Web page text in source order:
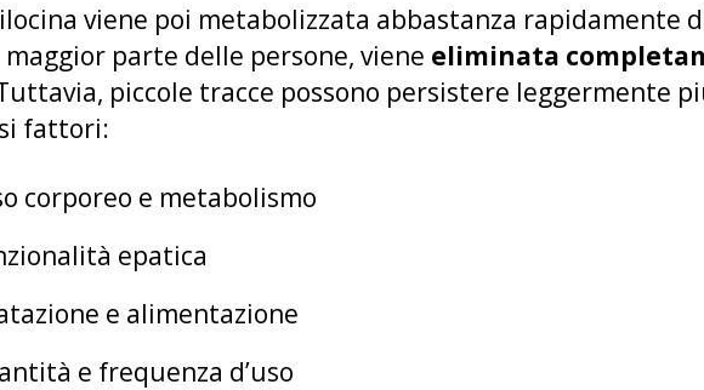
viene poi metabolizzata abbastanza rapidamente
maggior parte delle persone, viene eliminata
piccole tracce possono persistere leggermente
fattori:
corporeo e metabolismo
epatica
e alimentazione
e frequenza d’uso